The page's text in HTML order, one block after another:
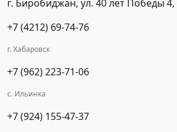
г. Биробиджан, ул. 40 лет Победы 4,
+7 (4212) 69-74-76
г. Хабаровск
+7 (962) 223-71-06
с. Ильинка
+7 (924) 155-47-37